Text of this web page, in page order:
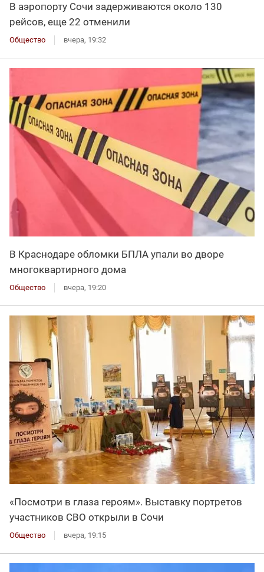
В аэропорту Сочи задерживаются около 130
рейсов, еще 22 отменили
Общество вчера, 19:32
В Краснодаре обломки БПЛА упали во дворе
многоквартирного дома
Общество вчера, 19:20
«Посмотри в глаза героям». Выставку портретов
участников СВО открыли в Сочи
Общество вчера, 19:15